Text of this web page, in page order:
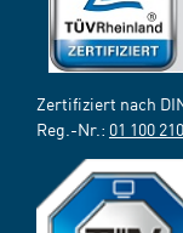
Zertifiziert nach
Reg.-Nr.: 01 100